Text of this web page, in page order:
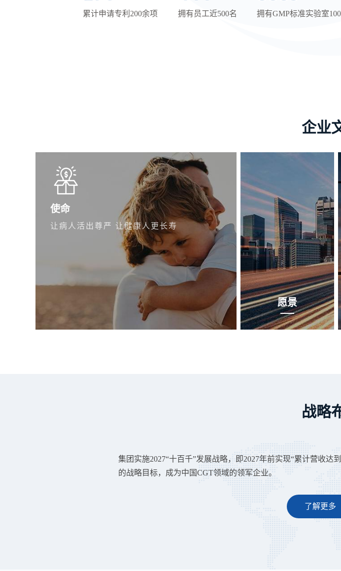
累计申请专利200余项 拥有员工近500名 拥有GMP标准实验室
企业
使命
让病人活出尊严 让健康人更长寿
愿景
战略
集团实施2027“十百千”发展战略，即2027年前实现“累计营收达
的战略目标，成为中国CGT领域的领军企业。
了解更多